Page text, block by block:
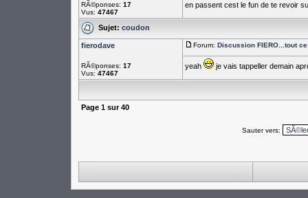
RÃ©ponses: 17
Vus: 47467
en passent cest le fun de te revoir
Sujet: coudon
fierodave
RÃ©ponses: 17
Vus: 47467
Forum: Discussion FIERO...tout
yeah je vais tappeller demain
Page 1sur40
Sauter vers: